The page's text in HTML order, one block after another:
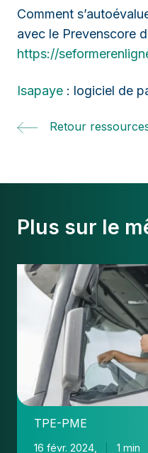
Comment
avec le Prevenscore
https://
Isapaye : logiciel de
Retour
Plus sur le
La
gestion
dans
secteur
du
transport
routier
TPE-PME
16 févr. 2024, 1 min